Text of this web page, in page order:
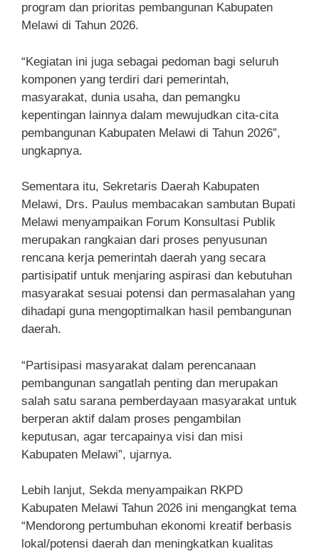
program dan prioritas pembangunan Kabupaten
Melawi di Tahun 2026.
“Kegiatan ini juga sebagai pedoman bagi seluruh
komponen yang terdiri dari pemerintah,
masyarakat, dunia usaha, dan pemangku
kepentingan lainnya dalam mewujudkan cita-cita
pembangunan Kabupaten Melawi di Tahun 2026”,
ungkapnya.
Sementara itu, Sekretaris Daerah Kabupaten
Melawi, Drs. Paulus membacakan sambutan Bupati
Melawi menyampaikan Forum Konsultasi Publik
merupakan rangkaian dari proses penyusunan
rencana kerja pemerintah daerah yang secara
partisipatif untuk menjaring aspirasi dan kebutuhan
masyarakat sesuai potensi dan permasalahan yang
dihadapi guna mengoptimalkan hasil pembangunan
daerah.
“Partisipasi masyarakat dalam perencanaan
pembangunan sangatlah penting dan merupakan
salah satu sarana pemberdayaan masyarakat untuk
berperan aktif dalam proses pengambilan
keputusan, agar tercapainya visi dan misi
Kabupaten Melawi”, ujarnya.
Lebih lanjut, Sekda menyampaikan RKPD
Kabupaten Melawi Tahun 2026 ini mengangkat tema
“Mendorong pertumbuhan ekonomi kreatif berbasis
lokal/potensi daerah dan meningkatkan kualitas